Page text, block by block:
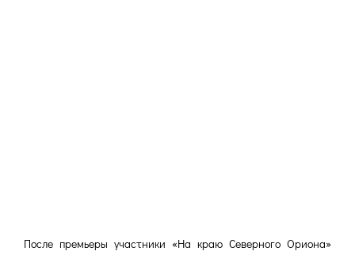
После премьеры участники «На краю Северного Ориона»